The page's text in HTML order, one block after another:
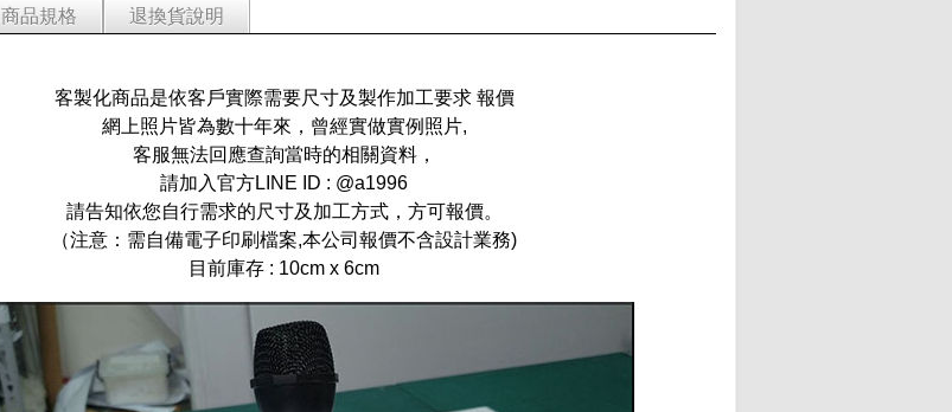
商品規格 退換貨說明
客製化商品是依客戶實際需要尺寸及製作加工要求 報價
網上照片皆為數十年來，曾經實做實例照片,
客服無法回應查詢當時的相關資料，
請加入官方LINE ID : @a1996
請告知依您自行需求的尺寸及加工方式，方可報價。
（注意：需自備電子印刷檔案,本公司報價不含設計業務)
目前庫存 : 10cm x 6cm